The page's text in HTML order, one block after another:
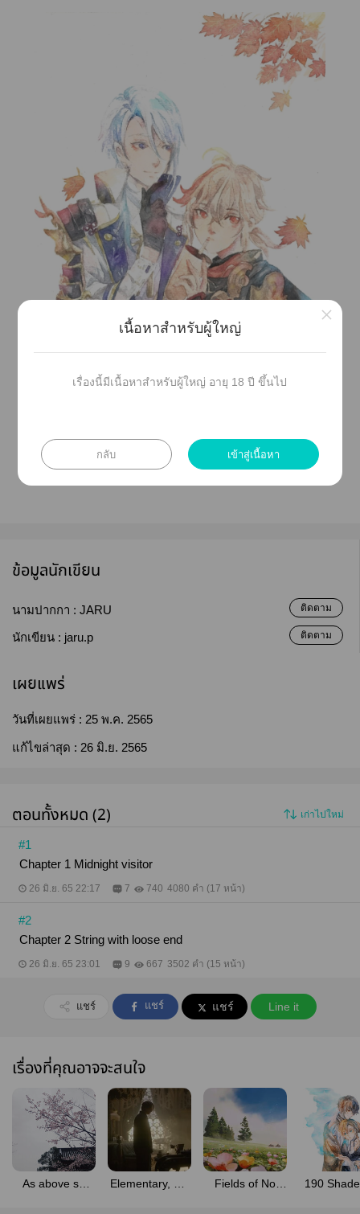
COVER ILLUSTRATION by Hakumei
ข้อมูลนักเขียน
นามปากกา : JARU ติดตาม
นักเขียน : jaru.p ติดตาม
เผยแพร่
วันที่เผยแพร่ : 25 พ.ค. 2565
แก้ไขล่าสุด : 26 มิ.ย. 2565
ตอนทั้งหมด (2) เก่าไปใหม่
#1
Chapter 1 Midnight visitor
26 มิ.ย. 65 22:17 7 740 4080 คำ (17 หน้า)
#2
Chapter 2 String with loose end
26 มิ.ย. 65 23:01 9 667 3502 คำ (15 หน้า)
แชร์ แชร์ แชร์ Line it
เรื่องที่คุณอาจจะสนใจ
As above so
Elementary, my
Fields of No
190
เนื้อหาสำหรับผู้ใหญ่
เรื่องนี้มีเนื้อหาสำหรับผู้ใหญ่ อายุ 18 ปี ขึ้นไป
กลับ เข้าสู่เนื้อหา
×